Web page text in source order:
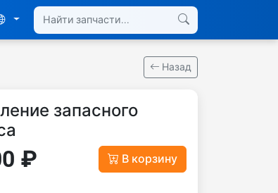
Назад
запасного
₽ В корзину